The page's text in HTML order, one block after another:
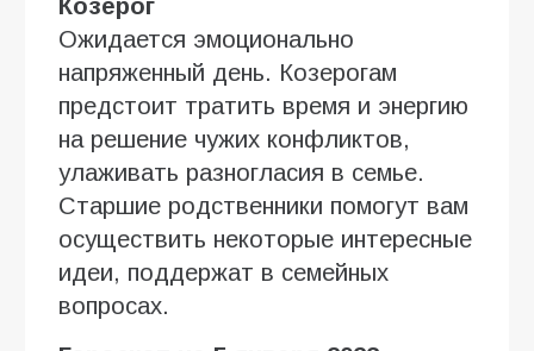
Козерог
Ожидается эмоционально
напряженный день. Козерогам
предстоит тратить время и энергию
на решение чужих конфликтов,
улаживать разногласия в семье.
Старшие родственники помогут вам
осуществить некоторые интересные
идеи, поддержат в семейных
вопросах.